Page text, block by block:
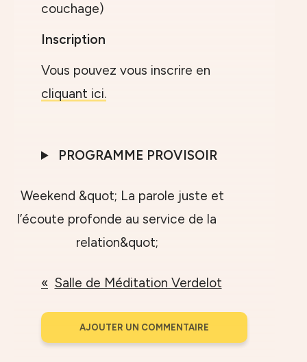
couchage)
Inscription
Vous pouvez vous inscrire en
cliquant ici.
PROGRAMME PROVISOIR
Salle de Méditation Verdelot
AJOUTER UN COMMENTAIRE